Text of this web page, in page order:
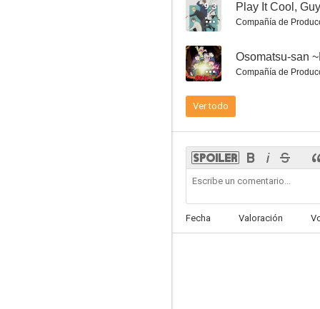
5.4
9.0
9.3 Play It Cool,
Compañía de
-- Osomatsu-san
Compañía de
Ver todo
Fecha Valoración